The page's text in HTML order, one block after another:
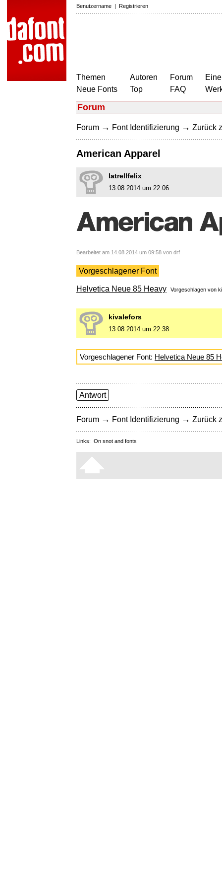
Benutzername | Registrieren
Themen
Neue Fonts
Autoren
Top
Forum
FAQ
Forum
Forum → Font Identifizierung → Zurück
American Apparel
latrellfelix
13.08.2014 um 22:06
Bearbeitet am 14.08.2014 um 09:58 von drf
Vorgeschlagener Font
Helvetica Neue 85 Heavy Vorgeschlagen von
kivalefors
13.08.2014 um 22:38
Vorgeschlagener Font: Helvetica Neue 85
Antwort
Forum → Font Identifizierung → Zurück
Links: On snot and fonts